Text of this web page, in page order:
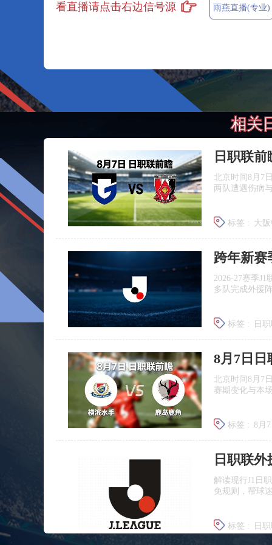
看直播请点击右边信号源 雨燕直播(专业)
相关
北京时间8月7
两队遭遇伤病
标签 : 大
浦和红钻
跨年新赛
2026‑27赛季
多队完成外援
标签 :
日
广岛三箭
8月7日日
北京时间8月7
赛期变化与本
标签 : 8月
日职联前
日职联
解读现行J1日
免规则，帮球
标签 :
日